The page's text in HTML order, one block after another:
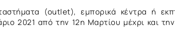
(outlet), εμπορικά κέντρα ή
2021 από την 12η Μαρτίου μέχρι και